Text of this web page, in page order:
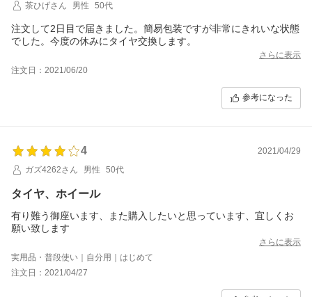
茶ひげさん
男性 50代
注文して2日目で届きました。簡易包装ですが非常にきれいな状態
でした。今度の休みにタイヤ交換します。
さらに表示
注文日：2021/06/20
参考になった
4
2021/04/29
ガズ4262さん
男性 50代
タイヤ、ホイール
有り難う御座います、また購入したいと思っています、宜しくお
願い致します
さらに表示
実用品・普段使い｜自分用｜はじめて
注文日：2021/04/27